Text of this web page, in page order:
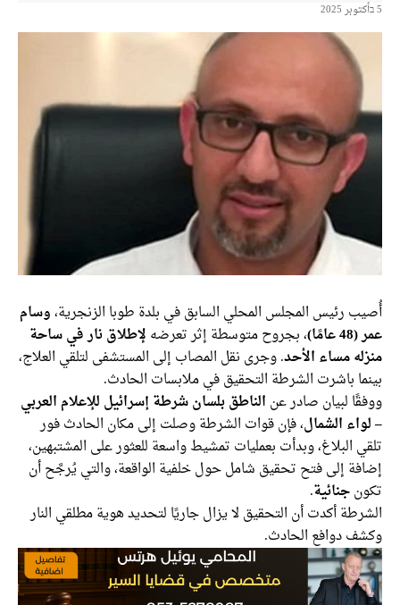
5 בأكتوبر 2025
أُصيب رئيس المجلس المحلي السابق في بلدة طوبا الزنجرية،وسام
عمر (48 عامًا)
، بجروح متوسطة إثر تعرضه لإطلاق نار في ساحة
منزله مساء الأحد. وجرى نقل المصاب إلى المستشفى لتلقي العلاج،
بينما باشرت الشرطة التحقيق في ملابسات الحادث.
ووفقًا لبيان صادر عن الناطق بلسان شرطة إسرائيل للإعلام العربي
– لواء الشمال، فإن قوات الشرطة وصلت إلى مكان الحادث فور
تلقي البلاغ، وبدأت بعمليات تمشيط واسعة للعثور على المشتبهين،
إضافة إلى فتح تحقيق شامل حول خلفية الواقعة، والتي يُرجَّح أن
تكونجنائية.
الشرطة أكدت أن التحقيق لا يزال جاريًا لتحديد هوية مطلقي النار
وكشف دوافع الحادث.